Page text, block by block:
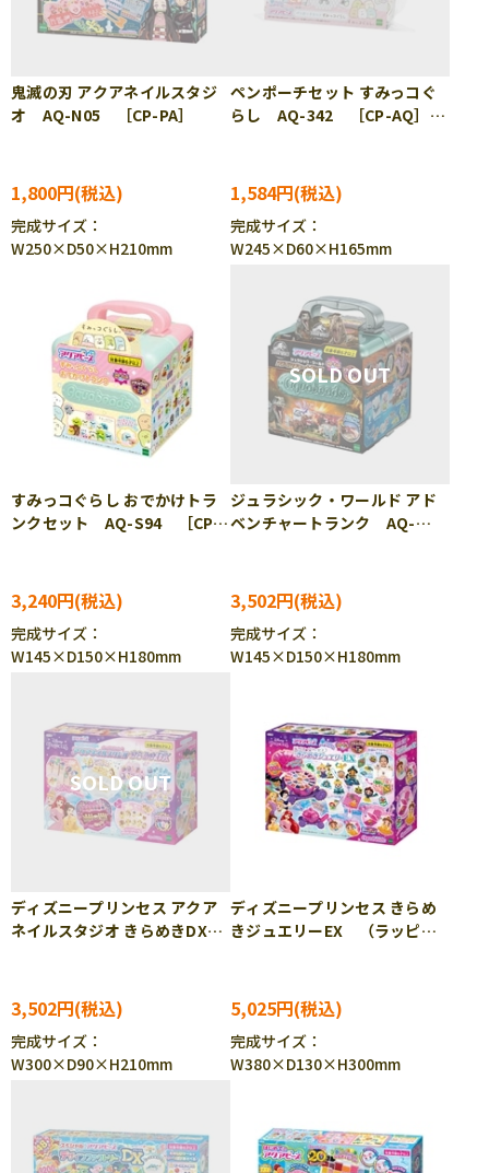
鬼滅の刃 アクアネイルスタジ
オ AQ-N05 ［CP-PA］
1,800円
完成サイズ：
W250×D50×H210mm
ペンポーチセット すみっコぐ
らし AQ-342 ［CP-AQ］
1,584円
完成サイズ：
W245×D60×H165mm
すみっコぐらし おでかけトラ
ンクセット AQ-S94 ［CP-
3,240円
完成サイズ：
W145×D150×H180mm
ジュラシック・ワールド アド
ベンチャートランク AQ-
3,502円
完成サイズ：
W145×D150×H180mm
ディズニープリンセス アクア
ネイルスタジオ きらめきDX
3,502円
完成サイズ：
W300×D90×H210mm
ディズニープリンセス きらめ
きジュエリーEX （ラッピン
5,025円
完成サイズ：
W380×D130×H300mm